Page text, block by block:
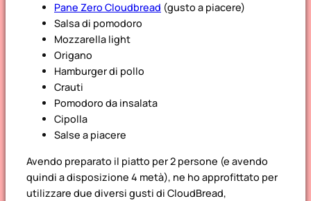
Pane Zero Cloudbread (gusto a piacere)
Salsa di pomodoro
Mozzarella light
Origano
Hamburger di pollo
Crauti
Pomodoro da insalata
Cipolla
Salse a piacere
Avendo preparato il piatto per 2 persone (e avendo
quindi a disposizione 4 metà), ne ho approfittato per
utilizzare due diversi gusti di CloudBread,